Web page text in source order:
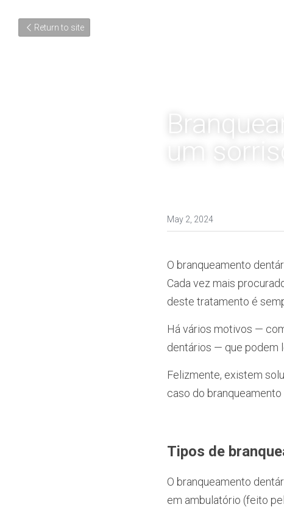
Return to site
um
May 2, 2024
O branqueamento
Cada vez mais
deste tratamento é
Há vários motivos —
dentários — que podem
Felizmente, existem
caso do branqueamento
Tipos de
O branqueamento
em ambulatório (feito